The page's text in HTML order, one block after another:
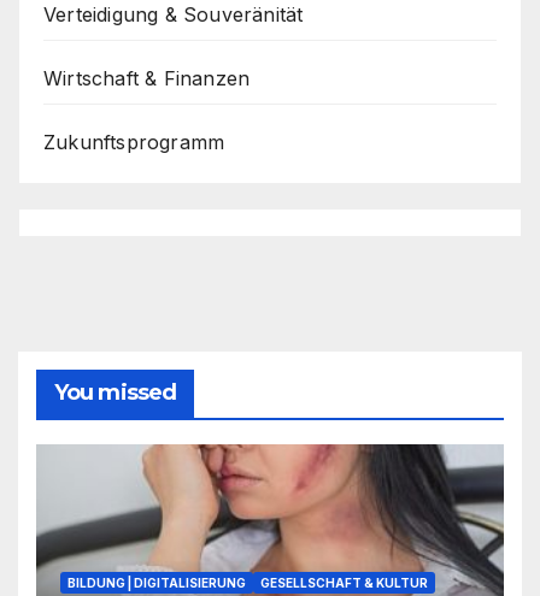
Verteidigung & Souveränität
Wirtschaft & Finanzen
Zukunftsprogramm
You missed
BILDUNG | DIGITALISIERUNG GESELLSCHAFT & KULTUR